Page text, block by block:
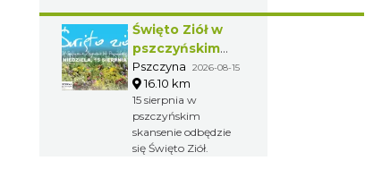
Święto Ziół w
pszczyńskim
skansenie
Pszczyna 2026-08-15
16.10 km
15 sierpnia w
pszczyńskim
skansenie odbędzie
się Święto Ziół.